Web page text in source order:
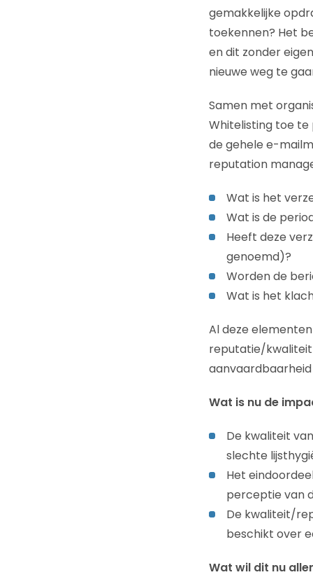
gemakkelijke
toekennen? Het
en dit zonder
nieuwe weg te
Samen met
Whitelisting toe te
de gehele e-
reputation
Wat is het
Wat is de
Heeft deze
genoemd)?
Worden de
Wat is het
Al deze
reputatie/kwaliteit
Wat is nu de
De kwaliteit
slechte
Het
perceptie van
De kwaliteit/
beschikt over
Wat wil dit nu